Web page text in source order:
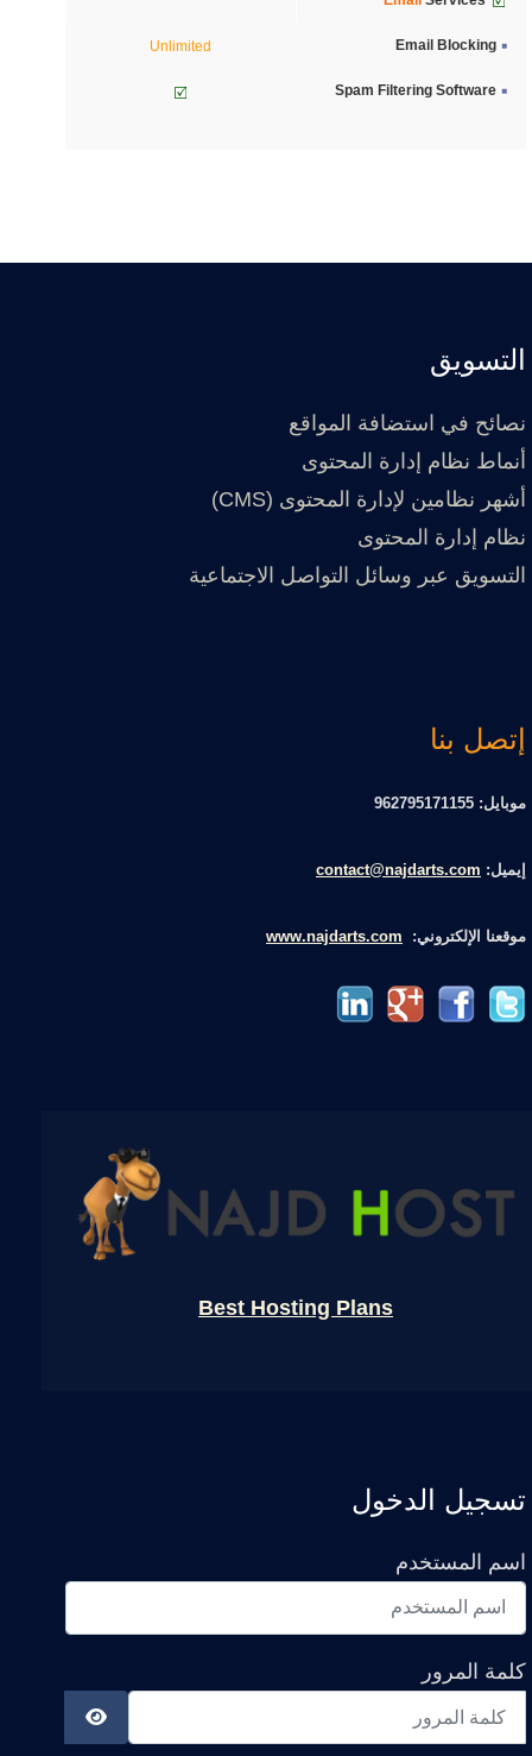
Unlimited
التسويق
نصائح في استضافة المواقع
أنماط نظام إدارة المحتوى
أشهر نظامين لإدارة المحتوى (CMS)
نظام إدارة المحتوى
التسويق عبر وسائل التواصل الاجتماعية
إتصل بنا
موبايل: 962795171155
إيميل: contact@najdarts.com
موقعنا الإلكتروني: www.najdarts.com
Best Hosting Plans
تسجيل الدخول
اسم المستخدم
كلمة المرور
عرض كلمة